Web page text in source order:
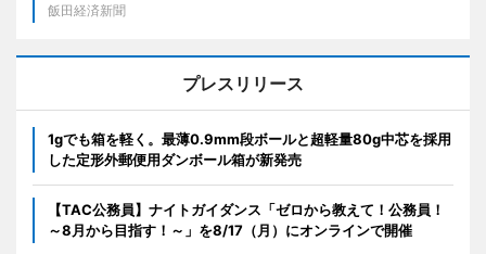
飯田経済新聞
プレスリリース
1gでも箱を軽く。最薄0.9mm段ボールと超軽量80g中芯を採用
した定形外郵便用ダンボール箱が新発売
【TAC公務員】ナイトガイダンス「ゼロから教えて！公務員！
～8月から目指す！～」を8/17（月）にオンラインで開催